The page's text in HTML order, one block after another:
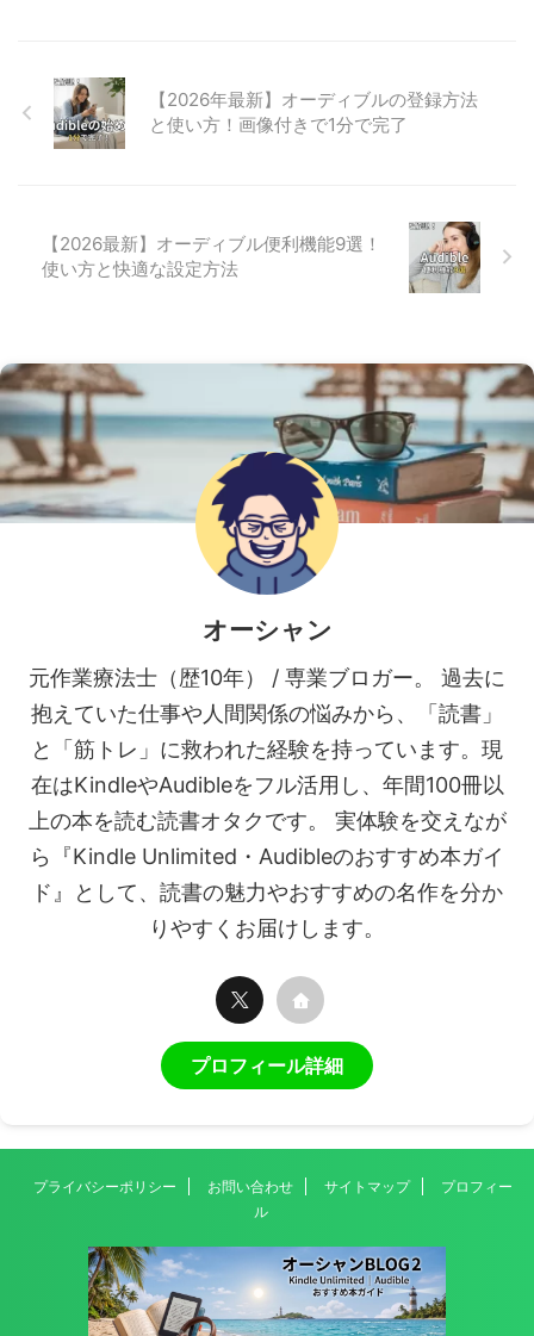
【2026年最新】オーディブルの登録方法
と使い方！画像付きで1分で完了
【2026最新】オーディブル便利機能9選！
使い方と快適な設定方法
オーシャン
元作業療法士（歴10年） / 専業ブロガー。 過去に
抱えていた仕事や人間関係の悩みから、「読書」
と「筋トレ」に救われた経験を持っています。現
在はKindleやAudibleをフル活用し、年間100冊以
上の本を読む読書オタクです。 実体験を交えなが
ら『Kindle Unlimited・Audibleのおすすめ本ガイ
ド』として、読書の魅力やおすすめの名作を分か
りやすくお届けします。
プロフィール詳細
プライバシーポリシー お問い合わせ サイトマップ
プロフィー
ル